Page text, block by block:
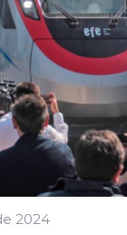
2024